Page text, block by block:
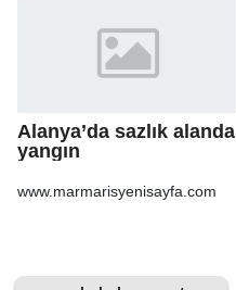
Alanya’da sazlık alanda
yangın
www.marmarisyenisayfa.com